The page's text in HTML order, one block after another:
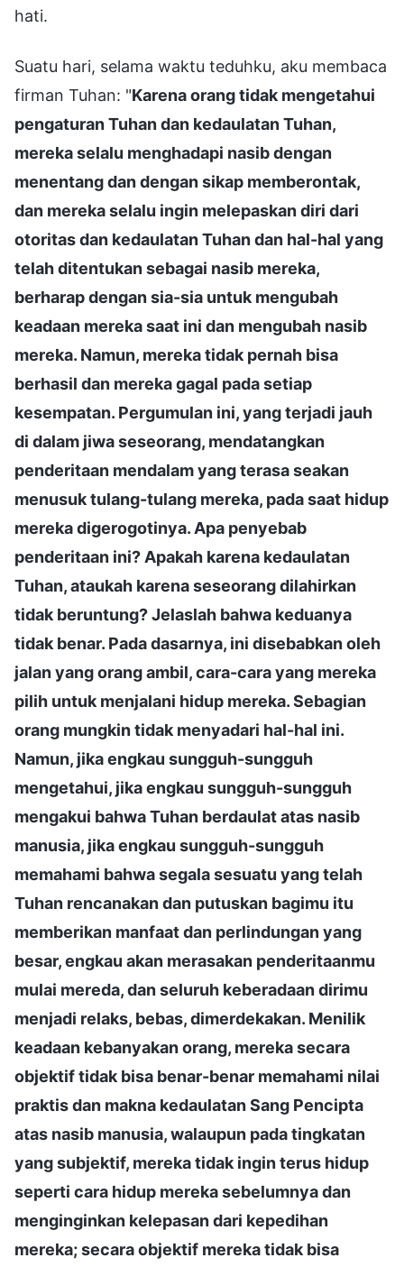
hati.
Suatu hari, selama waktu teduhku, aku membaca
firman Tuhan: "Karena orang tidak mengetahui
pengaturan Tuhan dan kedaulatan Tuhan,
mereka selalu menghadapi nasib dengan
menentang dan dengan sikap memberontak,
dan mereka selalu ingin melepaskan diri dari
otoritas dan kedaulatan Tuhan dan hal-hal yang
telah ditentukan sebagai nasib mereka,
berharap dengan sia-sia untuk mengubah
keadaan mereka saat ini dan mengubah nasib
mereka. Namun, mereka tidak pernah bisa
berhasil dan mereka gagal pada setiap
kesempatan. Pergumulan ini, yang terjadi jauh
di dalam jiwa seseorang, mendatangkan
penderitaan mendalam yang terasa seakan
menusuk tulang-tulang mereka, pada saat hidup
mereka digerogotinya. Apa penyebab
penderitaan ini? Apakah karena kedaulatan
Tuhan, ataukah karena seseorang dilahirkan
tidak beruntung? Jelaslah bahwa keduanya
tidak benar. Pada dasarnya, ini disebabkan oleh
jalan yang orang ambil, cara-cara yang mereka
pilih untuk menjalani hidup mereka. Sebagian
orang mungkin tidak menyadari hal-hal ini.
Namun, jika engkau sungguh-sungguh
mengetahui, jika engkau sungguh-sungguh
mengakui bahwa Tuhan berdaulat atas nasib
manusia, jika engkau sungguh-sungguh
memahami bahwa segala sesuatu yang telah
Tuhan rencanakan dan putuskan bagimu itu
memberikan manfaat dan perlindungan yang
besar, engkau akan merasakan penderitaanmu
mulai mereda, dan seluruh keberadaan dirimu
menjadi relaks, bebas, dimerdekakan. Menilik
keadaan kebanyakan orang, mereka secara
objektif tidak bisa benar-benar memahami nilai
praktis dan makna kedaulatan Sang Pencipta
atas nasib manusia, walaupun pada tingkatan
yang subjektif, mereka tidak ingin terus hidup
seperti cara hidup mereka sebelumnya dan
menginginkan kelepasan dari kepedihan
mereka; secara objektif mereka tidak bisa